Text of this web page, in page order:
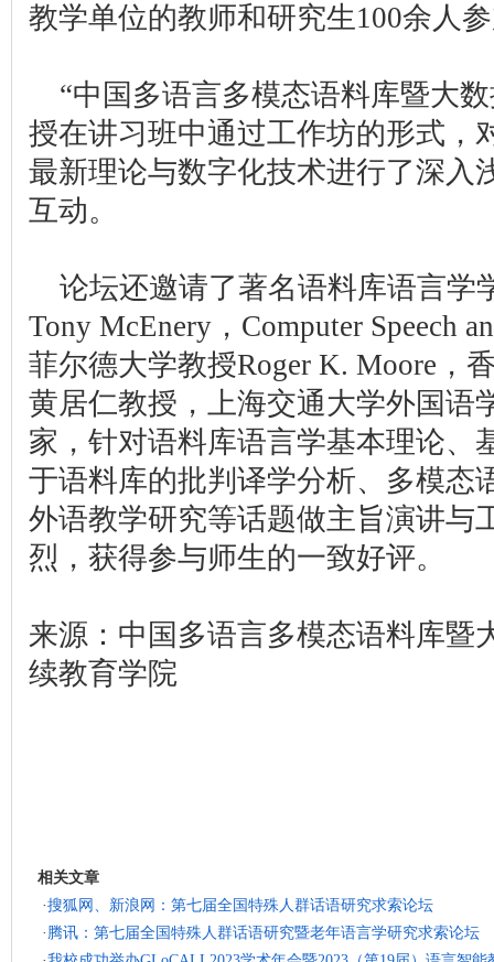
教学单位的教师和研究生100余人
“中国多语言多模态语料库暨大
授在讲习班中通过工作坊的形式，
最新理论与数字化技术进行了深入
互动。
论坛还邀请了著名语料库语言学
Tony McEnery，Computer Speech
菲尔德大学教授Roger K. Moore，
黄居仁教授，上海交通大学外国语
家，针对语料库语言学基本理论、
于语料库的批判译学分析、多模态
外语教学研究等话题做主旨演讲与
烈，获得参与师生的一致好评。
来源：中国多语言多模态语料库暨
续教育学院
相关文章
·搜狐网、新浪网：第七届全国特殊人群话语研究求索论坛
· 腾讯：第七届全国特殊人群话语研究暨老年语言学研究求索论坛